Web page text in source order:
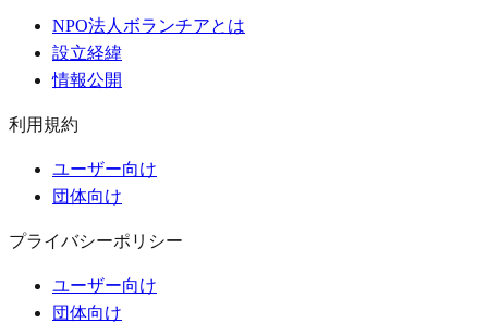
NPO法人ボランチアとは
設立経緯
情報公開
利用規約
ユーザー向け
団体向け
プライバシーポリシー
ユーザー向け
団体向け